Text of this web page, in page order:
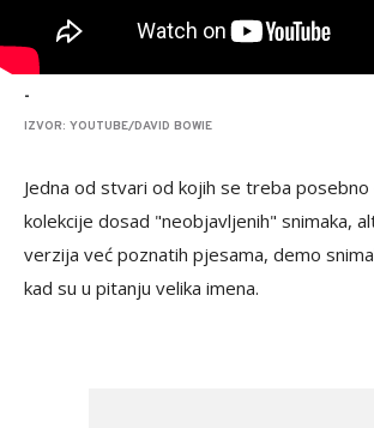
-
IZVOR: YOUTUBE/DAVID BOWIE
Jedna od stvari od kojih se treba posebno
kolekcije dosad "neobjavljenih" snimaka,
verzija već poznatih pjesama, demo
kad su u pitanju velika imena.